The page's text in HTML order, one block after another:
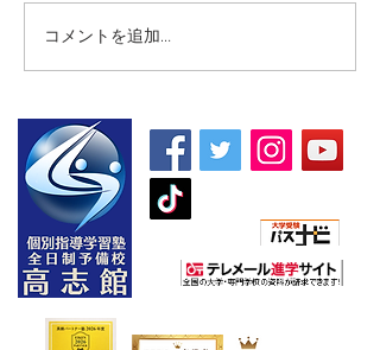
【高校生・高卒浪人生向
け夏期講習】
コメントを追加…